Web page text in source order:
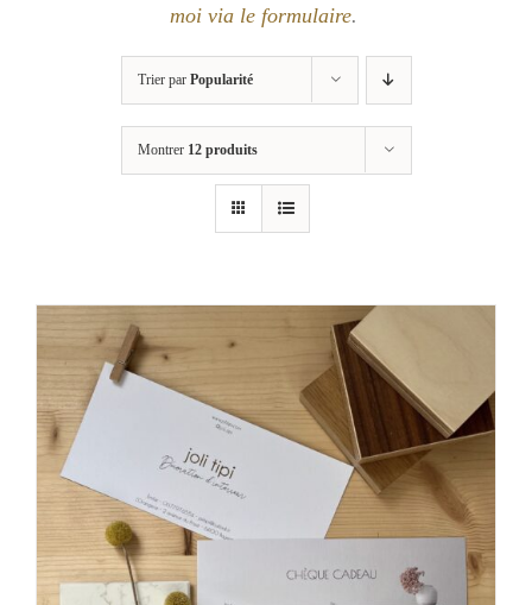
moi via le formulaire.
Trier par Popularité
Montrer 12 produits